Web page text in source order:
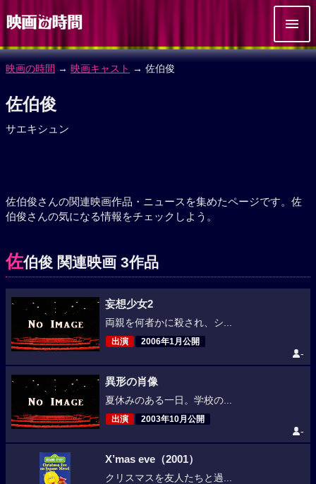
映画の時間 → 映画キャスト → 佐伯俊
佐伯俊
サエキシュン
佐伯俊さんの関連映画作品・ニュースを集めたページです。佐
伯俊さんの気になる情報をチェックしよう。
佐伯俊 関連映画 3作品
妄想少女2
両親を何者かに殺され、シ...
出演 2006年1月公開
-
異形の肖像
夏休みのある一日。学校の...
出演 2003年10月公開
-
X’mas eve（2001）
クリスマスを友人たちと過...